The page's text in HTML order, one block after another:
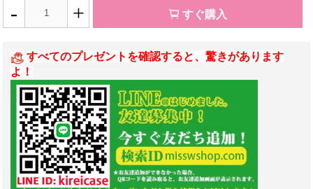
- + すぐ購入
すべてのプレゼントを確認すると、驚きがあります
よ！